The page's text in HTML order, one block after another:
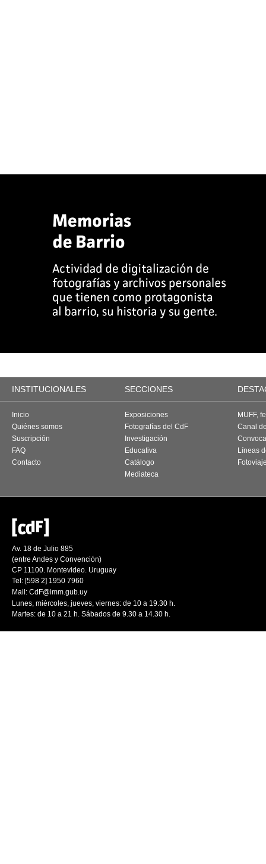
INSTITUCIONALES SECCIONES
Inicio
Quiénes somos
Suscripción
FAQ
Contacto
Exposiciones
Fotografías del CdF
Investigación
Educativa
Catálogo
Mediateca
MUFF,
Canal
Líneas
Av. 18 de Julio 885
(entre Andes y Convención)
CP 11100. Montevideo. Uruguay
Tel: [598 2] 1950 7960
Mail: CdF@imm.gub.uy
Lunes, miércoles, jueves, viernes: de 10 a 19.30 h.
Martes: de 10 a 21 h. Sábados de 9.30 a 14.30 h.